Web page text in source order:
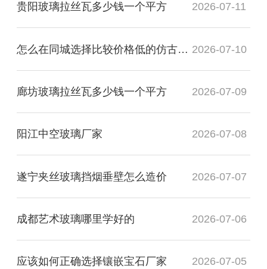
贵阳玻璃拉丝瓦多少钱一个平方 2026-07-11
怎么在同城选择比较价格低的仿古镜厂家 2026-07-10
廊坊玻璃拉丝瓦多少钱一个平方 2026-07-09
阳江中空玻璃厂家 2026-07-08
遂宁夹丝玻璃挡烟垂壁怎么造价 2026-07-07
成都艺术玻璃哪里学好的 2026-07-06
应该如何正确选择镶嵌宝石厂家 2026-07-05